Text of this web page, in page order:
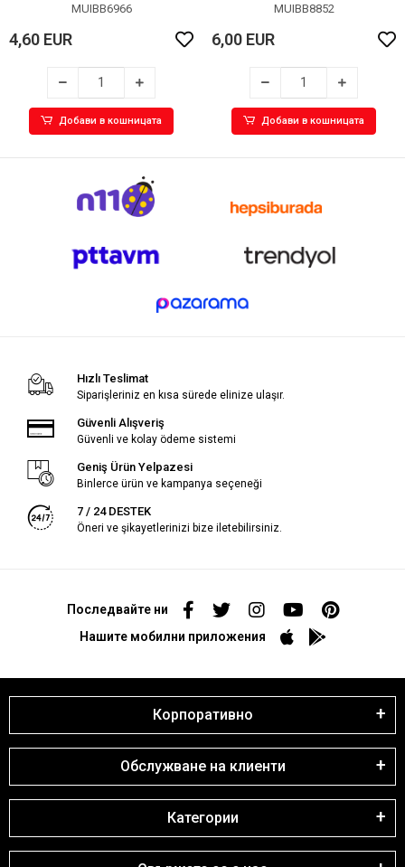
MUIBB6966
4,60 EUR
Добави в кошницата
MUIBB8852
6,00 EUR
Добави в кошницата
Hızlı Teslimat
Siparişleriniz en kısa sürede elinize ulaşır.
Güvenli Alışveriş
Güvenli ve kolay ödeme sistemi
Geniş Ürün Yelpazesi
Binlerce ürün ve kampanya seçeneği
7 / 24 DESTEK
Öneri ve şikayetlerinizi bize iletebilirsiniz.
Последвайте ни
Нашите мобилни приложения
Корпоративно
Обслужване на клиенти
Категории